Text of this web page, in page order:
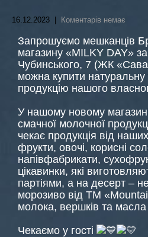
16.12.2023 Коментарів немає
Запрошуємо мешканців
магазину «‎MILKY DAY»
Чубинського, 7 (ЖК
можна купити натуральну
продукцію нашого
У нашому новому
смачної молочної
чекає продукція від
фрукти, овочі, корисні
напівфабрикати,
цікавинки, які
партіями, а на десерт –
морозиво від ТМ
молока, вершків та
Чекаємо у гості